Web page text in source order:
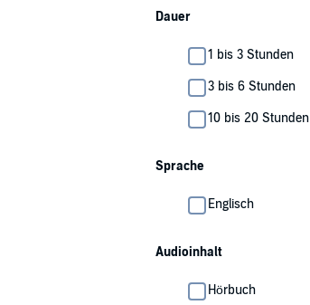
Dauer
1 bis 3 Stunden
3 bis 6 Stunden
10 bis 20 Stunden
Sprache
Englisch
Audioinhalt
Hörbuch